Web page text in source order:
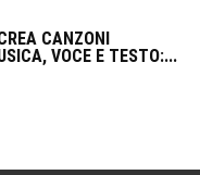
CANZONI
VOCE E TESTO:...